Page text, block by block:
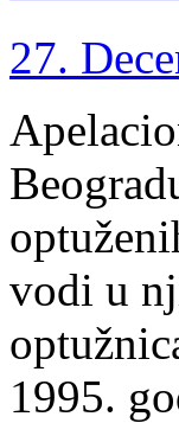
27.
vodi u
1995.